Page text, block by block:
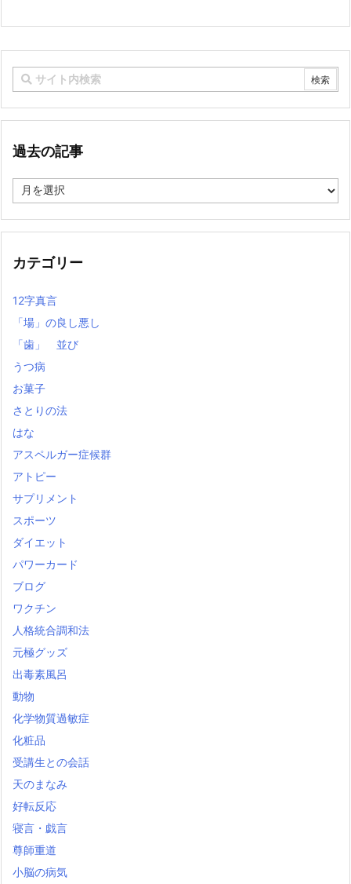
過去の記事
去
記
カテゴリー
12字真言
「場」の良し悪し
「歯」 並び
うつ病
お菓子
さとりの法
はな
アスペルガー症候群
アトピー
サプリメント
スポーツ
ダイエット
パワーカード
ブログ
ワクチン
人格統合調和法
元極グッズ
出毒素風呂
動物
化学物質過敏症
化粧品
受講生との会話
天のまなみ
好転反応
寝言・戯言
尊師重道
小脳の病気